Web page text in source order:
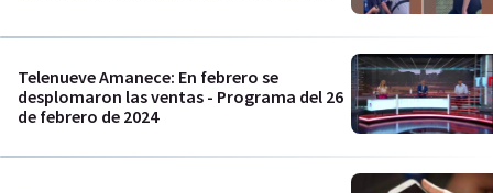
Telenueve Amanece: En febrero se
desplomaron las ventas - Programa del 26
de febrero de 2024